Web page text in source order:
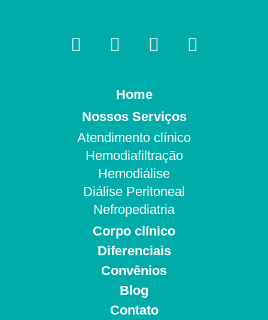
Home
Nossos Serviços
Atendimento clínico
Hemodiafiltração
Hemodiálise
Diálise Peritoneal
Nefropediatria
Corpo clínico
Diferenciais
Convênios
Blog
Contato